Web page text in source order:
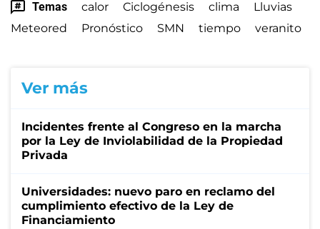
Temas calor Ciclogénesis clima
Lluvias
Meteored
Pronóstico SMN tiempo veranito
Ver más
Incidentes frente al Congreso en la marcha
por la Ley de Inviolabilidad de la Propiedad
Privada
Universidades: nuevo paro en reclamo del
cumplimiento efectivo de la Ley de
Financiamiento